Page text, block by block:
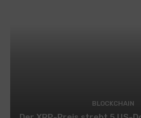
BLOCKCHAIN